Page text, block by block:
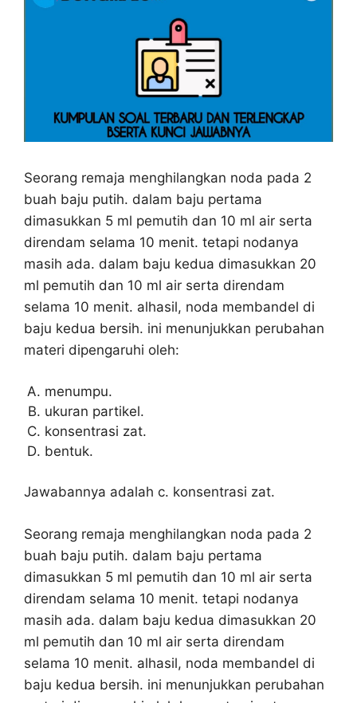
Seorang remaja menghilangkan noda pada 2
buah baju putih. dalam baju pertama
dimasukkan 5 ml pemutih dan 10 ml air serta
direndam selama 10 menit. tetapi nodanya
masih ada. dalam baju kedua dimasukkan 20
ml pemutih dan 10 ml air serta direndam
selama 10 menit. alhasil, noda membandel di
baju kedua bersih. ini menunjukkan perubahan
materi dipengaruhi oleh:
menumpu.
ukuran partikel.
konsentrasi zat.
bentuk.
Jawabannya adalah c. konsentrasi zat.
Seorang remaja menghilangkan noda pada 2
buah baju putih. dalam baju pertama
dimasukkan 5 ml pemutih dan 10 ml air serta
direndam selama 10 menit. tetapi nodanya
masih ada. dalam baju kedua dimasukkan 20
ml pemutih dan 10 ml air serta direndam
selama 10 menit. alhasil, noda membandel di
baju kedua bersih. ini menunjukkan perubahan